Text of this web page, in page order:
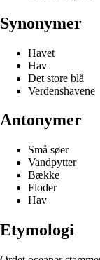
Synonymer
Havet
Hav
Det store blå
Verdenshavene
Antonymer
Små søer
Vandpytter
Bække
Floder
Hav
Etymologi